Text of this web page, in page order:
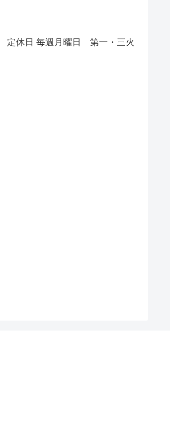
毎週月曜日 第一・三火